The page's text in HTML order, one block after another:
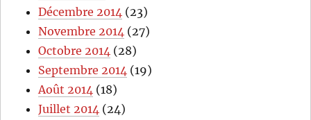
Décembre 2014 (23)
Novembre 2014 (27)
Octobre 2014 (28)
Septembre 2014 (19)
Août 2014 (18)
Juillet 2014 (24)